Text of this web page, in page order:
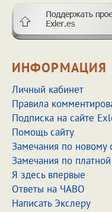
ИНФОРМАЦИЯ
Личный кабинет
Правила
Подписка на сайте
Помощь сайту
Замечания по новому
Замечания по
Я здесь впервые
Ответы на ЧАВО
Написать Экслеру